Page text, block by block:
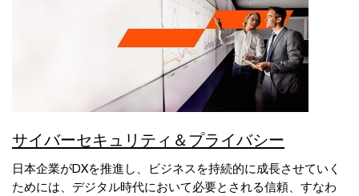
サイバーセキュリティ＆プライバシー
日本企業がDXを推進し、ビジネスを持続的に成長させていく
ためには、デジタル時代において必要とされる信頼、すなわ